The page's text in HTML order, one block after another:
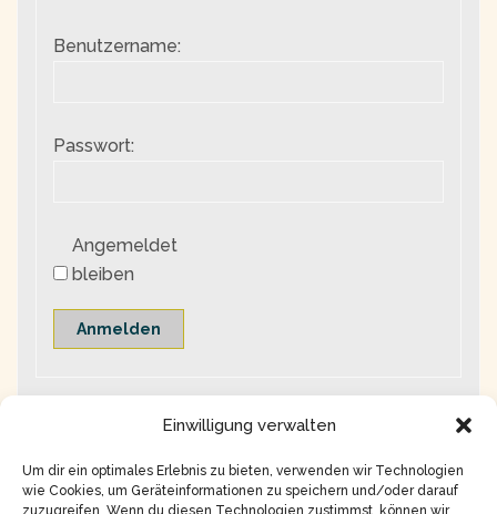
Einwilligung verwalten
Um dir ein optimales Erlebnis zu bieten, verwenden wir Technologien
wie Cookies, um Geräteinformationen zu speichern und/oder darauf
zuzugreifen. Wenn du diesen Technologien zustimmst, können wir
Benutzername:
Passwort:
Angemeldet
bleiben
Anmelden